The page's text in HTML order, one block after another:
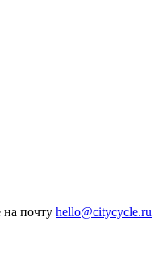
почту hello@citycycle.ru